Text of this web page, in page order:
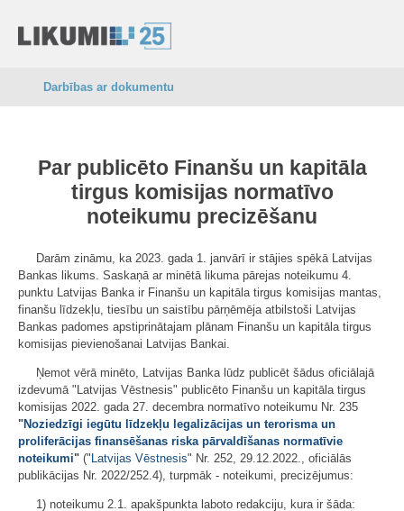
Darbības ar dokumentu
Par publicēto Finanšu un kapitāla
tirgus komisijas normatīvo
noteikumu precizēšanu
Darām zināmu, ka 2023. gada 1. janvārī ir stājies spēkā Latvijas
Bankas likums. Saskaņā ar minētā likuma pārejas noteikumu 4.
punktu Latvijas Banka ir Finanšu un kapitāla tirgus komisijas mantas,
finanšu līdzekļu, tiesību un saistību pārņēmēja atbilstoši Latvijas
Bankas padomes apstiprinātajam plānam Finanšu un kapitāla tirgus
komisijas pievienošanai Latvijas Bankai.
Ņemot vērā minēto, Latvijas Banka lūdz publicēt šādus oficiālajā
izdevumā "Latvijas Vēstnesis" publicēto Finanšu un kapitāla tirgus
komisijas 2022. gada 27. decembra normatīvo noteikumu Nr. 235
"Noziedzīgi iegūtu līdzekļu legalizācijas un terorisma un
proliferācijas finansēšanas riska pārvaldīšanas normatīvie
noteikumi" (" Latvijas Vēstnesis" Nr. 252, 29.12.2022., oficiālās
publikācijas Nr. 2022/252.4), turpmāk - noteikumi, precizējumus:
1) noteikumu 2.1. apakšpunkta laboto redakciju, kura ir šāda: